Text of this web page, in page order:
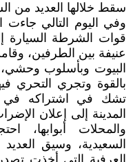
سقط خلالها العديد من
قوات الشرطة السيارة
عنيفة بين الطرفين،
البيوت وبأسلوب
بالقوة وتجري التحري
تشك في اشتراكه في
المدينة إلى إعلان
والمحلات أبوابها،
السعيدية، وسيق